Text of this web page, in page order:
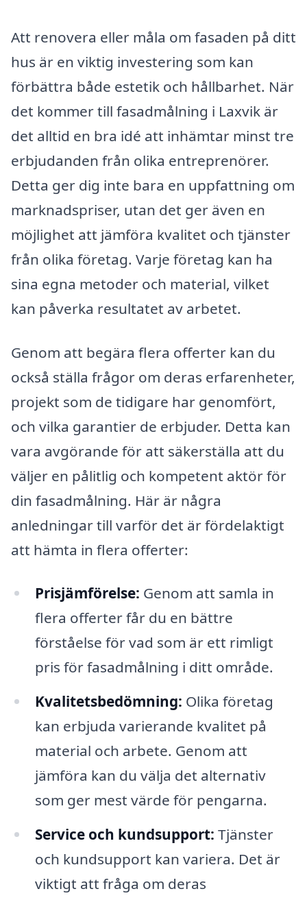
Att renovera eller måla om fasaden på ditt
hus är en viktig investering som kan
förbättra både estetik och hållbarhet. När
det kommer till fasadmålning i Laxvik är
det alltid en bra idé att inhämtar minst tre
erbjudanden från olika entreprenörer.
Detta ger dig inte bara en uppfattning om
marknadspriser, utan det ger även en
möjlighet att jämföra kvalitet och tjänster
från olika företag. Varje företag kan ha
sina egna metoder och material, vilket
kan påverka resultatet av arbetet.
Genom att begära flera offerter kan du
också ställa frågor om deras erfarenheter,
projekt som de tidigare har genomfört,
och vilka garantier de erbjuder. Detta kan
vara avgörande för att säkerställa att du
väljer en pålitlig och kompetent aktör för
din fasadmålning. Här är några
anledningar till varför det är fördelaktigt
att hämta in flera offerter:
Prisjämförelse: Genom att samla in
flera offerter får du en bättre
förståelse för vad som är ett rimligt
pris för fasadmålning i ditt område.
Kvalitetsbedömning: Olika företag
kan erbjuda varierande kvalitet på
material och arbete. Genom att
jämföra kan du välja det alternativ
som ger mest värde för pengarna.
Service och kundsupport: Tjänster
och kundsupport kan variera. Det är
viktigt att fråga om deras